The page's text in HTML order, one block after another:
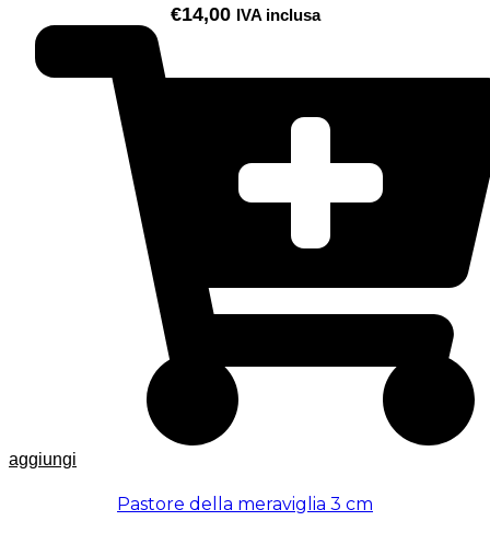
€14,00 IVA inclusa
aggiungi
Pastore della meraviglia 3 cm